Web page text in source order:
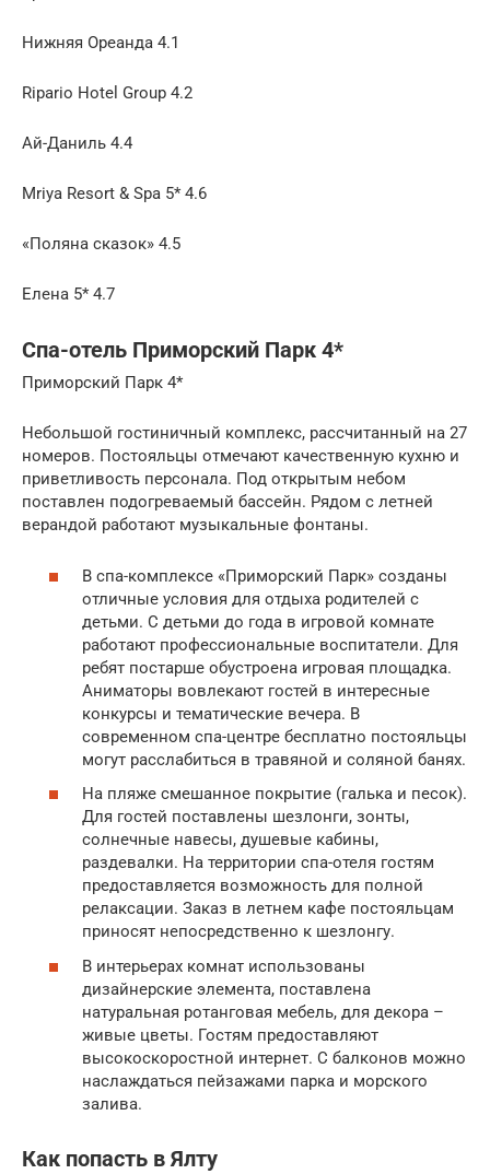
Нижняя Ореанда 4.1
Ripario Hotel Group 4.2
Ай-Даниль 4.4
Mriya Resort & Spa 5* 4.6
«Поляна сказок» 4.5
Елена 5* 4.7
Спа-отель Приморский Парк 4*
Приморский Парк 4*
Небольшой гостиничный комплекс, рассчитанный на 27
номеров. Постояльцы отмечают качественную кухню и
приветливость персонала. Под открытым небом
поставлен подогреваемый бассейн. Рядом с летней
верандой работают музыкальные фонтаны.
В спа-комплексе «Приморский Парк» созданы
отличные условия для отдыха родителей с
детьми. С детьми до года в игровой комнате
работают профессиональные воспитатели. Для
ребят постарше обустроена игровая площадка.
Аниматоры вовлекают гостей в интересные
конкурсы и тематические вечера. В
современном спа-центре бесплатно постояльцы
могут расслабиться в травяной и соляной банях.
На пляже смешанное покрытие (галька и песок).
Для гостей поставлены шезлонги, зонты,
солнечные навесы, душевые кабины,
раздевалки. На территории спа-отеля гостям
предоставляется возможность для полной
релаксации. Заказ в летнем кафе постояльцам
приносят непосредственно к шезлонгу.
В интерьерах комнат использованы
дизайнерские элемента, поставлена
натуральная ротанговая мебель, для декора –
живые цветы. Гостям предоставляют
высокоскоростной интернет. С балконов можно
наслаждаться пейзажами парка и морского
залива.
Как попасть в Ялту